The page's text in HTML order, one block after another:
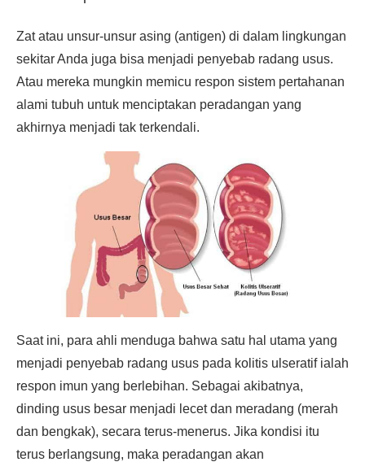
Zat atau unsur-unsur asing (antigen) di dalam lingkungan
sekitar Anda juga bisa menjadi penyebab radang usus.
Atau mereka mungkin memicu respon sistem pertahanan
alami tubuh untuk menciptakan peradangan yang
akhirnya menjadi tak terkendali.
Saat ini, para ahli menduga bahwa satu hal utama yang
menjadi penyebab radang usus pada kolitis ulseratif ialah
respon imun yang berlebihan. Sebagai akibatnya,
dinding usus besar menjadi lecet dan meradang (merah
dan bengkak), secara terus-menerus. Jika kondisi itu
terus berlangsung, maka peradangan akan